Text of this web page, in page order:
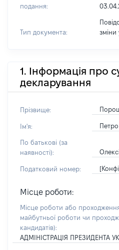
подання:
Тип документа:
зміни
1. Інформація про
декларування
Прізвище:
Ім'я: Петро
По батькові (за
наявності):
Податковий номер:
Місце роботи:
Місце роботи або
майбутньої роботи чи
кандидатів):
АДМІНІСТРАЦІЯ ПРЕЗИДЕНТА